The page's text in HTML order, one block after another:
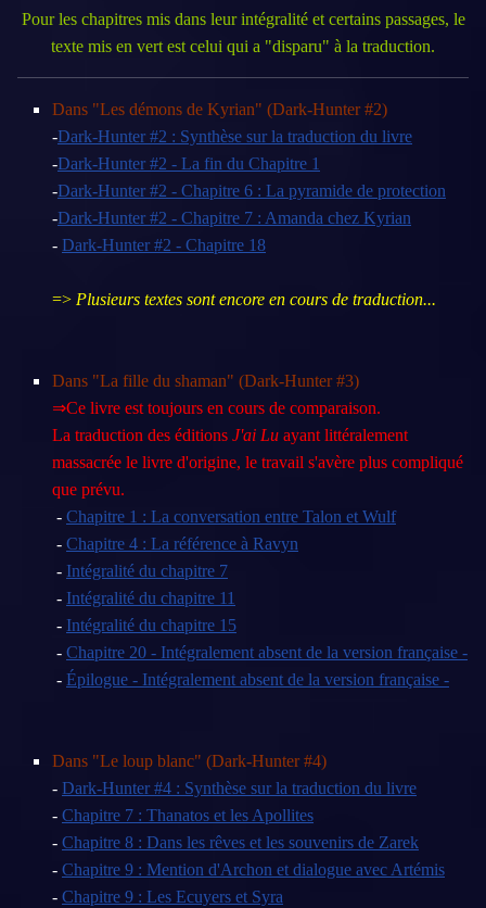
Pour les chapitres mis dans leur intégralité et certains passages, le
texte mis en vert est celui qui a "disparu" à la traduction.
Dans "Les démons de Kyrian" (Dark-Hunter #2)
-Dark-Hunter #2 : Synthèse sur la traduction du livre
-Dark-Hunter #2 - La fin du Chapitre 1
-Dark-Hunter #2 - Chapitre 6 : La pyramide de protection
-Dark-Hunter #2 - Chapitre 7 : Amanda chez Kyrian
- Dark-Hunter #2 - Chapitre 18
=> Plusieurs textes sont encore en cours de traduction...
Dans "La fille du shaman" (Dark-Hunter #3)
⇒Ce livre est toujours en cours de comparaison.
La traduction des éditions J'ai Lu ayant littéralement
massacrée le livre d'origine, le travail s'avère plus compliqué
que prévu.
- Chapitre 1 : La conversation entre Talon et Wulf
- Chapitre 4 : La référence à Ravyn
- Intégralité du chapitre 7
- Intégralité du chapitre 11
- Intégralité du chapitre 15
- Chapitre 20 - Intégralement absent de la version française -
- Épilogue - Intégralement absent de la version française -
Dans "Le loup blanc" (Dark-Hunter #4)
- Dark-Hunter #4 : Synthèse sur la traduction du livre
- Chapitre 7 : Thanatos et les Apollites
- Chapitre 8 : Dans les rêves et les souvenirs de Zarek
- Chapitre 9 : Mention d'Archon et dialogue avec Artémis
- Chapitre 9 : Les Ecuyers et Syra